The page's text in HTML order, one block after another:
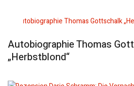
Autobiographie Thomas
„Herbstblond“